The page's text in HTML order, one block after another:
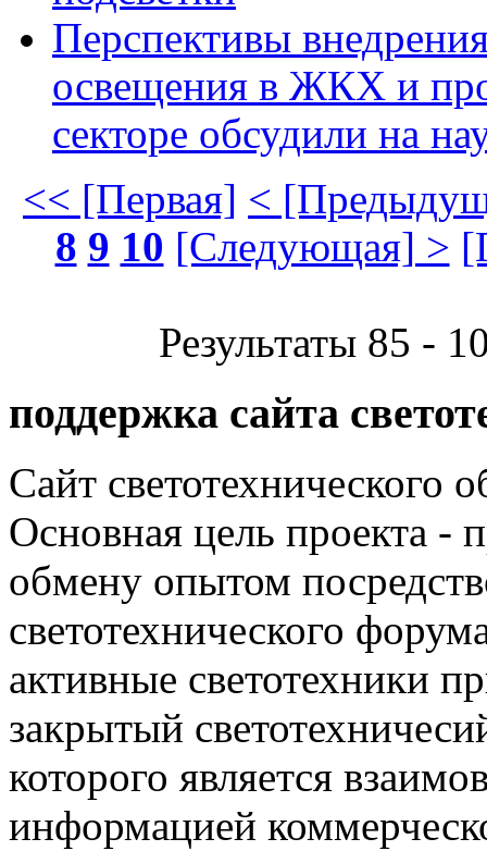
Перспективы
освещения в ЖКХ и
секторе обсудили на
<< [Первая] <
8 9 10 [Следующая] >
Результаты 85 -
поддержка сайта
Сайт светотехнического
Основная цель проекта -
обмену опытом
светотехнического
активные светотехники
закрытый
которого является
информацией